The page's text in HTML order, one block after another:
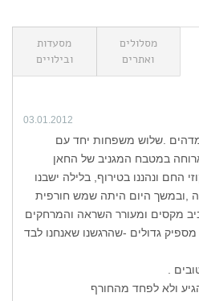
מסלולים
ואתרים
מסעדות
ובילויים
03.01.2012
מדהים .שלוש משפחות יחד עם
במטבח המגניב של החאן
החם ונהננו בטירוף, בלילה ישבנו
,ובמשך היום היתה שמש חורפית
מקסים ומעורר השראה והמרחקים
גדולים -שהרגשנו שאנחנו לבד
.
ולא לפחד מהחורף